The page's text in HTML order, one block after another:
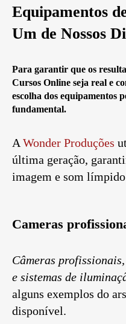
Equipamentos
Um de Nossos
Para garantir que os
Cursos Online seja real e
escolha dos equipamentos
fundamental.
A Wonder Produções
última geração,
imagem e som
Cameras
Câmeras
e sistemas de
alguns exemplos do
disponível.